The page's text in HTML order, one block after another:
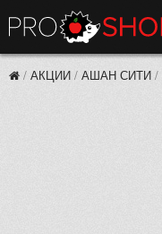
/ АКЦИИ / АШАН СИТИ /